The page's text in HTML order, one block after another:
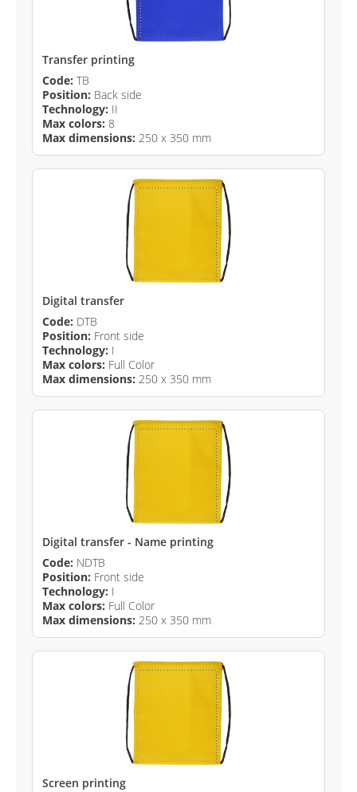
Transfer printing
Code: TB
Position: Back side
Technology: II
Max colors: 8
Max dimensions: 250 x 350 mm
Digital transfer
Code: DTB
Position: Front side
Technology: I
Max colors: Full Color
Max dimensions: 250 x 350 mm
Digital transfer - Name printing
Code: NDTB
Position: Front side
Technology: I
Max colors: Full Color
Max dimensions: 250 x 350 mm
Screen printing